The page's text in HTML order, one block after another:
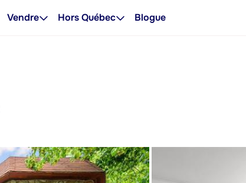
Vendre Hors Québec Blogue